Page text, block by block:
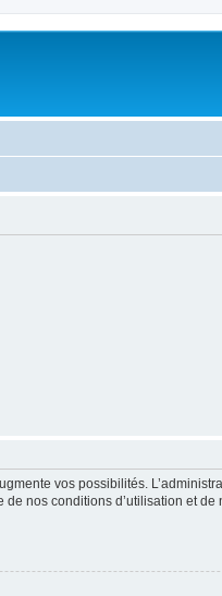
vos possibilités.
nos conditions d’utilisation et